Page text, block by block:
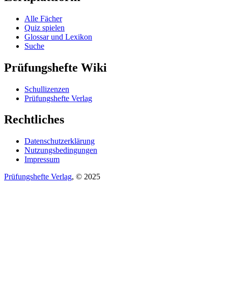
Alle Fächer
Quiz spielen
Glossar und Lexikon
Suche
Prüfungshefte Wiki
Schullizenzen
Prüfungshefte Verlag
Rechtliches
Datenschutzerklärung
Nutzungsbedingungen
Impressum
Prüfungshefte Verlag, © 2025